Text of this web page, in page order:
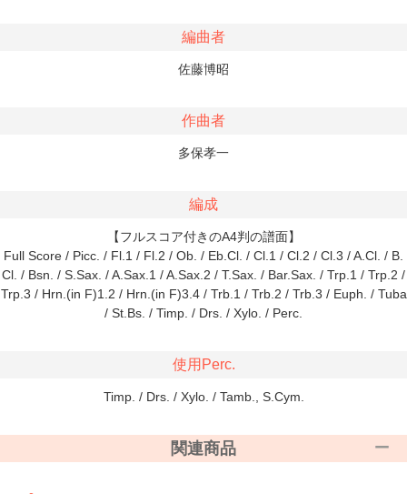
編曲者
佐藤博昭
作曲者
多保孝一
編成
【フルスコア付きのA4判の譜面】
Full Score / Picc. / Fl.1 / Fl.2 / Ob. / Eb.Cl. / Cl.1 / Cl.2 / Cl.3 / A.Cl. / B.
Cl. / Bsn. / S.Sax. / A.Sax.1 / A.Sax.2 / T.Sax. / Bar.Sax. / Trp.1 / Trp.2 /
Trp.3 / Hrn.(in F)1.2 / Hrn.(in F)3.4 / Trb.1 / Trb.2 / Trb.3 / Euph. / Tuba
/ St.Bs. / Timp. / Drs. / Xylo. / Perc.
使用Perc.
Timp. / Drs. / Xylo. / Tamb., S.Cym.
関連商品